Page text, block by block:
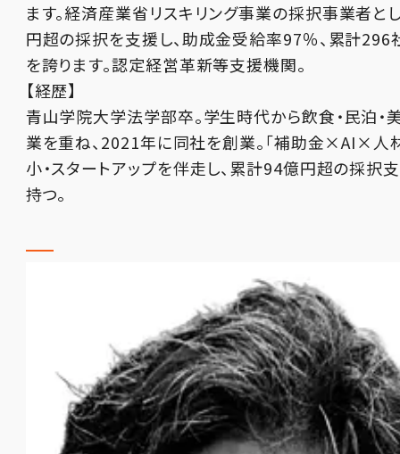
ます。経済産業省リスキリング事業の採択事業者と
円超の採択を支援し、助成金受給率97％、累計
を誇ります。認定経営革新等支援機関。
【経歴】
青山学院大学法学部卒。学生時代から飲食・民泊・
業を重ね、2021年に同社を創業。「補助金×AI×人
小・スタートアップを伴走し、累計94億円超の採択
持つ。⁠